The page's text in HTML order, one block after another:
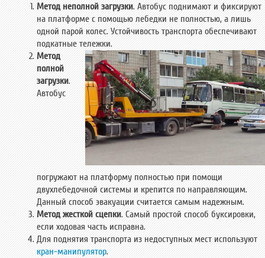
Метод неполной загрузки. Автобус поднимают и фиксируют
на платформе с помощью лебедки не полностью, а лишь
одной парой колес. Устойчивость транспорта обеспечивают
подкатные тележки.
Метод
полной
загрузки.
Автобус
погружают на платформу полностью при помощи
двухлебедочной системы и крепится по направляющим.
Данный способ эвакуации считается самым надежным.
Метод жесткой сцепки. Самый простой способ буксировки,
если ходовая часть исправна.
Для поднятия транспорта из недоступных мест используют
кран-манипулятор.